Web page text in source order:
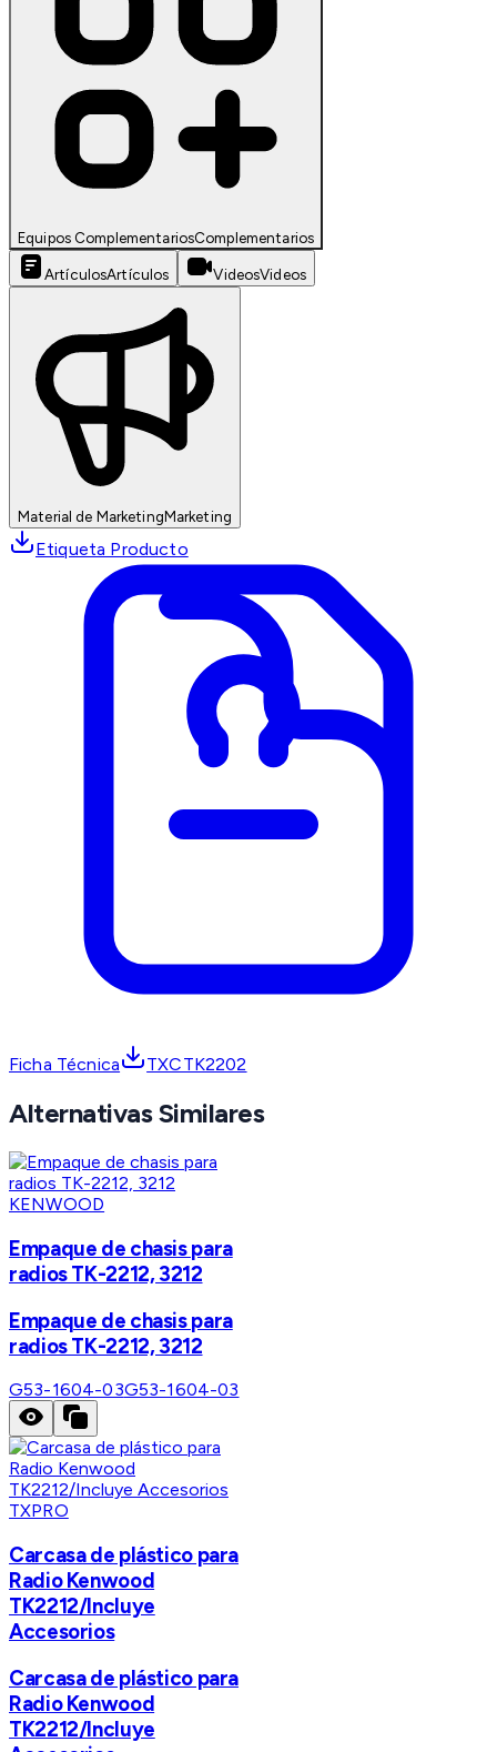
Equipos ComplementariosComplementarios
ArtículosArtículos VideosVideos
Material de MarketingMarketing
Etiqueta Producto
Ficha Técnica TXCTK2202
Alternativas Similares
KENWOOD
Empaque de chasis para
radios TK-2212, 3212
Empaque de chasis para
radios TK-2212, 3212
G53-1604-03G53-1604-03
TXPRO
Carcasa de plástico para
Radio Kenwood
TK2212/Incluye
Accesorios
Carcasa de plástico para
Radio Kenwood
TK2212/Incluye